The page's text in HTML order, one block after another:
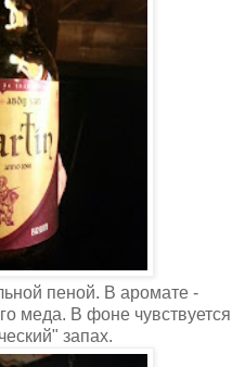
пеной. В аромате -
меда. В фоне чувствуется
запах.